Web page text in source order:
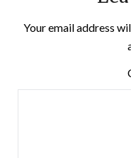
Your email address